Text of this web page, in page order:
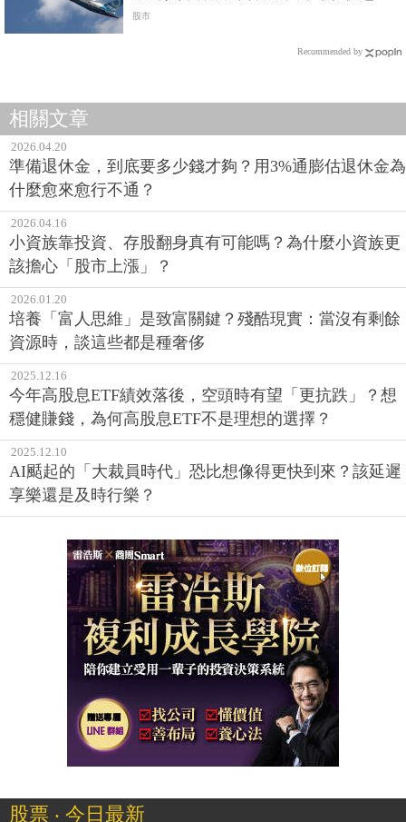
油價大跌，航空業成本大降，巴菲特
相關文章
2026.04.20
準備退休金，到底要多少錢才夠？用3%通膨估退休金為
什麼愈來愈行不通？
2026.04.16
小資族靠投資、存股翻身真有可能嗎？為什麼小資族更
該擔心「股市上漲」？
2026.01.20
培養「富人思維」是致富關鍵？殘酷現實：當沒有剩餘
資源時，談這些都是種奢侈
2025.12.16
今年高股息ETF績效落後，空頭時有望「更抗跌」？想
穩健賺錢，為何高股息ETF不是理想的選擇？
2025.12.10
AI颳起的「大裁員時代」恐比想像得更快到來？該延遲
享樂還是及時行樂？